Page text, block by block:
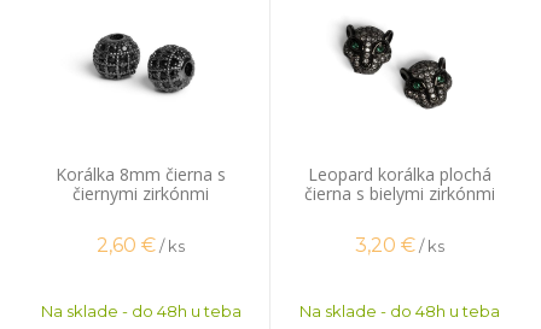
Korálka 8mm čierna s
čiernymi zirkónmi
2,60 €/ ks
Na sklade - do 48h u teba
Leopard korálka plochá
čierna s bielymi zirkónmi
3,20 €/ ks
Na sklade - do 48h u teba